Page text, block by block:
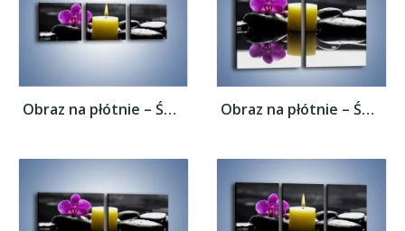
Obraz na płótnie – Świeca przed kwiatem –... Obraz na płótnie – Świeca przed kwiatem –...